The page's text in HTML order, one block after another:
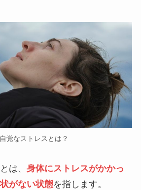
覚なストレスとは？
は、 身体にストレスがかかっ
がない状態を指します。